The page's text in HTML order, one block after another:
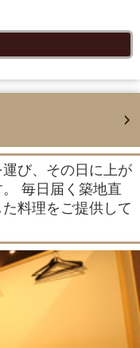
び、その日に上が
毎日届く築地直
料理をご提供して